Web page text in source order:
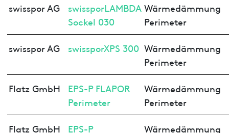
swisspor AG
swissporLAMBDA
Sockel 030
Wärmedämmung
Perimeter
swisspor AG swissporXPS 300 Wärmedämmung
Perimeter
Flatz GmbH
EPS-P FLAPOR
Perimeter
Wärmedämmung
Perimeter
Flatz GmbH
EPS-P
Wärmedämmung